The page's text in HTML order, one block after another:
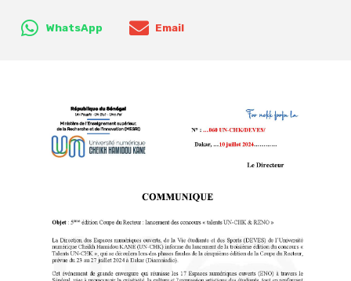
WhatsApp Email